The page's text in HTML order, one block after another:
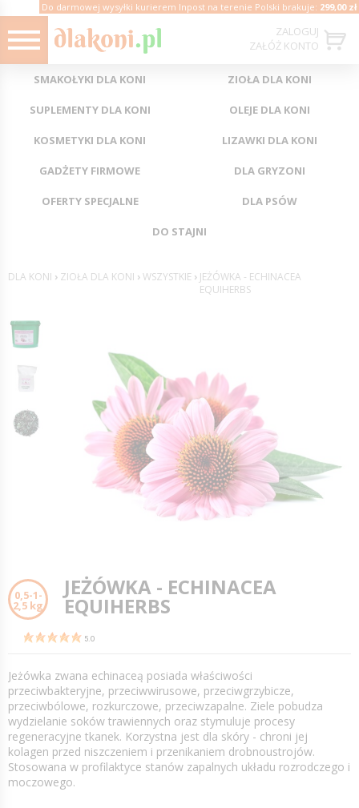
ZALOGUJ
ZAŁÓŻ KONTO
Do darmowej wysyłki kurierem Inpost na terenie Polski brakuje: 299,00 zł
SMAKOŁYKI DLA KONI ZIOŁA DLA KONI
SUPLEMENTY DLA KONI OLEJE DLA KONI
KOSMETYKI DLA KONI LIZAWKI DLA KONI
GADŻETY FIRMOWE DLA GRYZONI
OFERTY SPECJALNE DLA PSÓW
DO STAJNI
DLA KONI › ZIOŁA DLA KONI ›WSZYSTKIE › JEŻÓWKA - ECHINACEA
EQUIHERBS
0,5-1-
2,5 kg
JEŻÓWKA - ECHINACEA
EQUIHERBS
5.0
Jeżówka zwana echinaceą posiada właściwości
przeciwbakteryjne, przeciwwirusowe, przeciwgrzybicze,
przeciwbólowe, rozkurczowe, przeciwzapalne. Ziele pobudza
wydzielanie soków trawiennych oraz stymuluje procesy
regeneracyjne tkanek. Korzystna jest dla skóry - chroni jej
kolagen przed niszczeniem i przenikaniem drobnoustrojów.
Stosowana w profilaktyce stanów zapalnych układu rozrodczego i
moczowego.